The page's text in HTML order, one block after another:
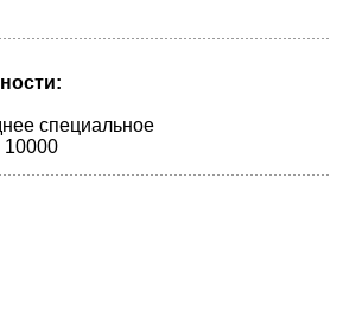
специальное
10000